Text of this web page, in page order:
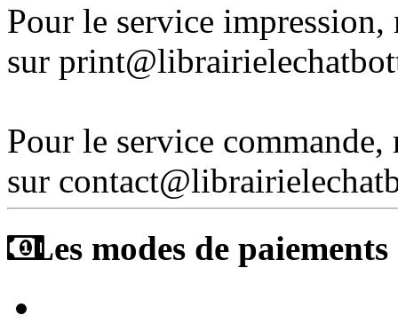
Pour le service
sur
Pour le service
sur
Les modes de